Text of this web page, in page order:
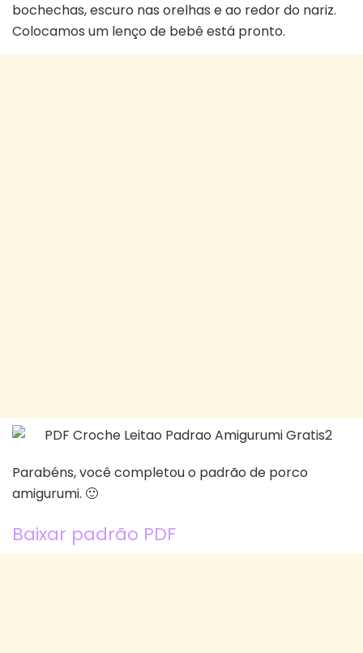
bochechas, escuro nas orelhas e ao redor do nariz.
Colocamos um lenço de bebê está pronto.
Parabéns, você completou o padrão de porco
amigurumi. 🙂
Baixar padrão PDF